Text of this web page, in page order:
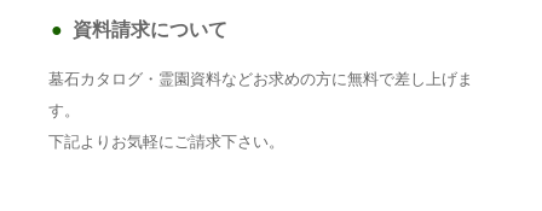
資料請求について
墓石カタログ・霊園資料などお求めの方に無料で差し上げま
す。
下記よりお気軽にご請求下さい。